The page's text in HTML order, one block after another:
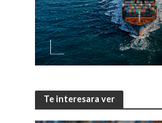
Te interesara ver